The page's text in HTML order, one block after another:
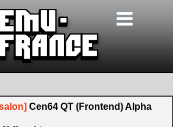
Cen64 QT (Frontend) Alpha